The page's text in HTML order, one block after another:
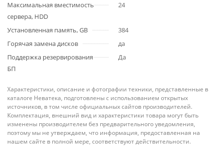
Максимальная вместимость
сервера, HDD
24
Установленная память, GB
384
Горячая замена дисков
да
Поддержка резервирования
БП
Да
Характеристики, описание и фотографии техники, представленные в
каталоге Неватека, подготовлены с использованием открытых
источников, в том числе официальных сайтов производителей.
Комплектация, внешний вид и характеристики товара могут быть
изменены производителем без предварительного уведомления,
поэтому мы не утверждаем, что информация, предоставленная на
нашем сайте в полной мере, соответствуют действительности.